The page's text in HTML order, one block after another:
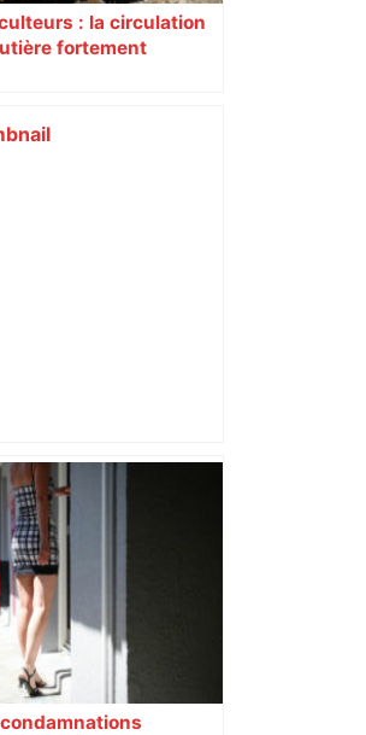
: la circulation
fortement
du logement neuf :
pour l'immobilier à